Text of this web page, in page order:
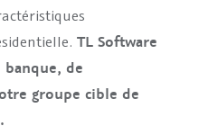
TL Software
de
groupe cible de